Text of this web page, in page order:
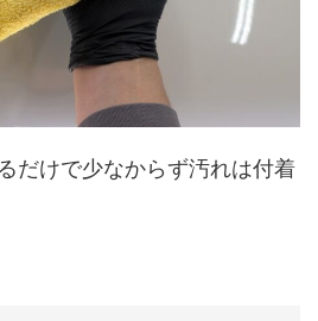
だけで少なからず汚れは付着